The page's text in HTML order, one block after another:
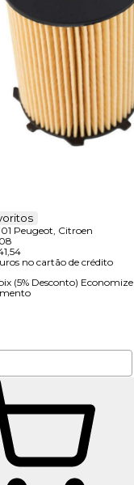
Peugeot, Citroen
no cartão de crédito
(5% Desconto) Economize